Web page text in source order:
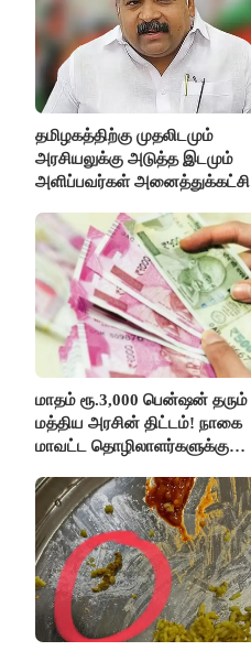
தமிழகத்திற்கு முதலிடமும்
அரசியலுக்கு அடுத்த இடமும்
அளிப்பவர்கள் அனைத்துக்கட்சி
- மாணிக்கம் தாகூர்..!!
மாதம் ரூ.3,000 பென்ஷன் தரும்
மத்திய அரசின் திட்டம்! நாகை
மாவட்ட தொழிலாளர்களுக்கு
செய்தி!